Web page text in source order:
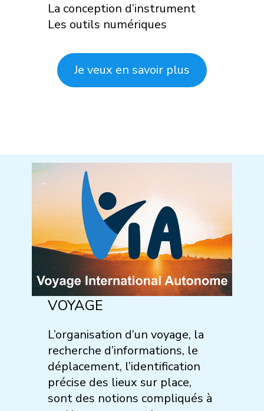
La conception d’instrument
Les outils numériques
Je veux en savoir plus
VOYAGE
L’organisation d’un voyage, la
recherche d’informations, le
déplacement, l’identification
précise des lieux sur place,
sont des notions compliqués à